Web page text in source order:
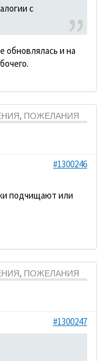
с
обновлялась и на
ПОЖЕЛАНИЯ
#1300246
подчищают или
ПОЖЕЛАНИЯ
#1300247